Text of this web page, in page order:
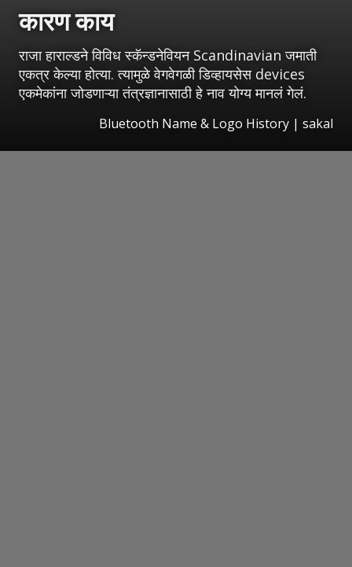
कारण काय
राजा हाराल्डने विविध स्कॅन्डनेवियन Scandinavian जमाती
एकत्र केल्या होत्या. त्यामुळे वेगवेगळी डिव्हायसेस devices
एकमेकांना जोडणाऱ्या तंत्रज्ञानासाठी हे नाव योग्य मानलं गेलं.
Bluetooth Name & Logo History | sakal